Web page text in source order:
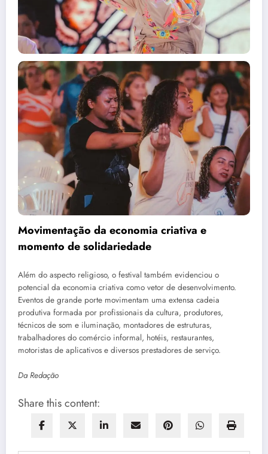
Movimentação da economia criativa e
momento de solidariedade
Além do aspecto religioso, o festival também evidenciou o
potencial da economia criativa como vetor de desenvolvimento.
Eventos de grande porte movimentam uma extensa cadeia
produtiva formada por profissionais da cultura, produtores,
técnicos de som e iluminação, montadores de estruturas,
trabalhadores do comércio informal, hotéis, restaurantes,
motoristas de aplicativos e diversos prestadores de serviço.
Da Redação
Share this content: